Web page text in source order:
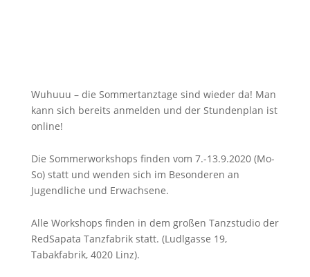
Wuhuuu – die Sommertanztage sind wieder da! Man
kann sich bereits anmelden und der Stundenplan ist
online!
Die Sommerworkshops finden vom 7.-13.9.2020 (Mo-
So) statt und wenden sich im Besonderen an
Jugendliche und Erwachsene.
Alle Workshops finden in dem großen Tanzstudio der
RedSapata Tanzfabrik statt. (Ludlgasse 19,
Tabakfabrik, 4020 Linz).